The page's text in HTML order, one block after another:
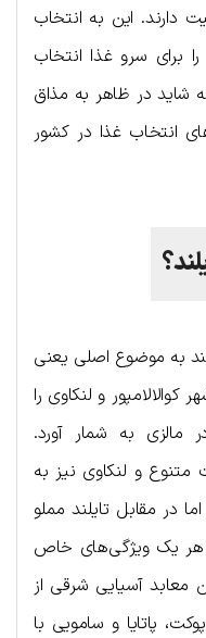
دارند. این به انتخاب
برای سرو غذا انتخاب
شاید در ظاهر به مذاق
انتخاب غذا در کشور
به موضوع اصلی یعنی
و لنکاوی را
مالزی به شمار آورد.
متنوع و لنکاوی نیز به
در مقابل تایلند مملو
هر یک ویژگی‌های خاص
معابد آسیایی شرقی از
پاتایا و سامویی با